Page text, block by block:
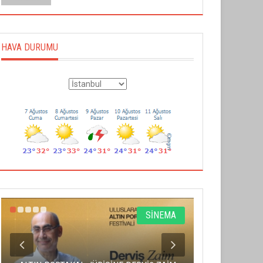
HAVA DURUMU
SİNEMA